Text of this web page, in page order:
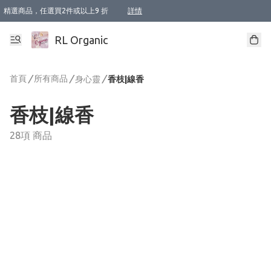
精選商品，任選買2件或以上9 折 詳情
XI周年優惠【新品自由選2件88折/3件85折】
XI周年優惠【Chakra 脈輪平衡自由選2件9折/3件85折/5件8折】
Florame 肌底自由選 2支9折 3支85折
XI周年優惠【蟲蟲退散 · 防衛結界﹞系列2件9折】
Sunki 任選2件95折
BIOFFICINA TOSCANA 任選2支9折 3支85折
Lamav 任選1件9折 2件85折
Mukti Organics 指定產品任選1件9折, 2件88折 3件85折
Intelligent Nutrients Skincare 任選2件9折
deodorant 任選2件88折
化妝品 任選2件95折
XI周年優惠【身心靈單品 任選2件9折/3件85折/5件8折】
XI周年優惠 【精油/香水 任選2件9折/3件85折/5件8折】
XI周年優惠【「關節到肌膚」全效養護 BODY OIL 組2件88折/3件85折】
XI周年優惠【夏日有機物理防曬套裝2件88折】
XI周年優惠【夏日潔面隨意選2件88折/3件85折】
XI周年優惠【逆齡奇蹟抗氧 11 自由選2件88折/3件85折/4件或以上8折】
新會員首次購物即享全單 95 折優惠！
成為VIP / VVIP 可享有生日月現金扣減獎賞優惠 !! 記得去賬户資料填上生日日期啦 !
選用順豐速運，滿$500 免運費
本地速遞 京東 送住宅/ 工商地址 $400 免運費
澳門訂單選用順豐速運，滿$800 免運費
RL Organic
首頁 / 所有商品 /身心靈 /香枝|線香
香枝|線香
28項 商品